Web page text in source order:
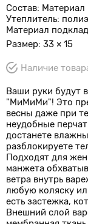
Состав: Материал
Утеплитель:
Материал
Размер: 33 × 15
Наличие
Ваши руки будут
"МиМиМи"! Это
весны даже при
неудобные
достанете
разблокируете
Подходят для
манжета
ветра внутрь
любую коляску
есть застежка,
Внешний слой